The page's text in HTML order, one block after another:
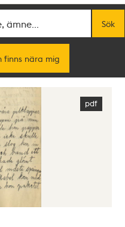
Sök
finns nära mig